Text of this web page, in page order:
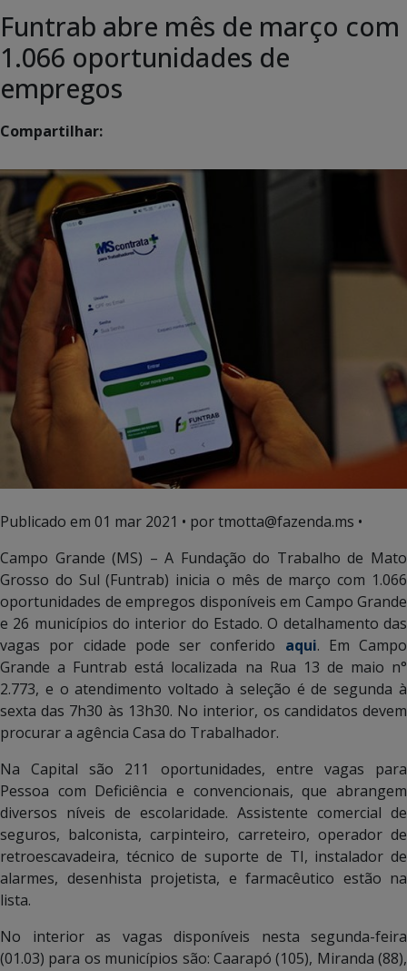
Funtrab abre mês de março com
1.066 oportunidades de
empregos
Compartilhar:
Publicado em 01 mar 2021 • por tmotta@fazenda.ms •
Campo Grande (MS) – A Fundação do Trabalho de Mato
Grosso do Sul (Funtrab) inicia o mês de março com 1.066
oportunidades de empregos disponíveis em Campo Grande
e 26 municípios do interior do Estado. O detalhamento das
vagas por cidade pode ser conferido aqui. Em Campo
Grande a Funtrab está localizada na Rua 13 de maio n°
2.773, e o atendimento voltado à seleção é de segunda à
sexta das 7h30 às 13h30. No interior, os candidatos devem
procurar a agência Casa do Trabalhador.
Na Capital são 211 oportunidades, entre vagas para
Pessoa com Deficiência e convencionais, que abrangem
diversos níveis de escolaridade. Assistente comercial de
seguros, balconista, carpinteiro, carreteiro, operador de
retroescavadeira, técnico de suporte de TI, instalador de
alarmes, desenhista projetista, e farmacêutico estão na
lista.
No interior as vagas disponíveis nesta segunda-feira
(01.03) para os municípios são: Caarapó (105), Miranda (88),